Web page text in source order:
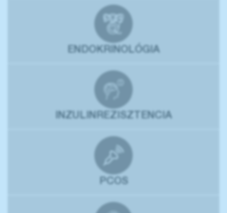
ENDOKRINOLÓGIA
INZULINREZISZTENCIA
PCOS